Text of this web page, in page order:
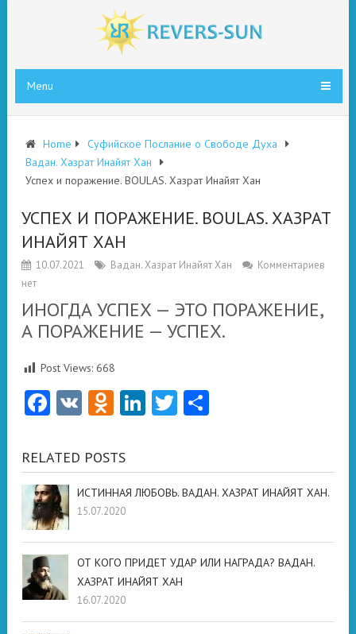
Menu
Home
Суфийское Послание о Свободе Духа
Вадан. Хазрат Инайят Хан
Успех и поражение. BOULAS. Хазрат Инайят Хан
УСПЕХ И ПОРАЖЕНИЕ. BOULAS. ХАЗРАТ
ИНАЙЯТ ХАН
10.07.2021 Вадан. Хазрат Инайят Хан
Комментариев
нет
ИНОГДА УСПЕХ — ЭТО ПОРАЖЕНИЕ,
А ПОРАЖЕНИЕ — УСПЕХ.
Post Views: 668
Facebook
VK Odnoklassniki
LinkedIn
Twitter
RELATED POSTS
ИСТИННАЯ ЛЮБОВЬ. ВАДАН. ХАЗРАТ ИНАЙЯТ ХАН.
15.07.2020
ОТ КОГО ПРИДЕТ УДАР ИЛИ НАГРАДА? ВАДАН.
ХАЗРАТ ИНАЙЯТ ХАН
16.07.2020